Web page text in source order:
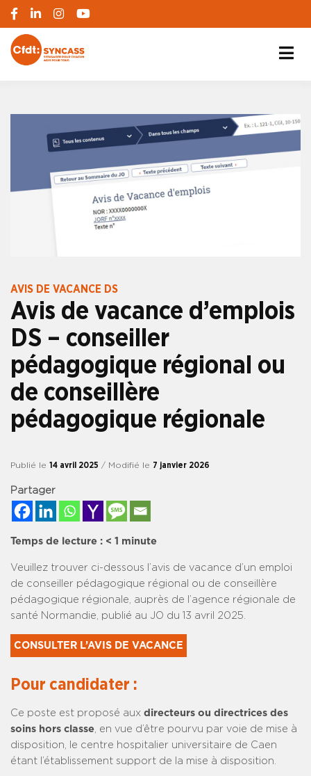
AVIS DE VACANCE DS
Avis de vacance d’emplois
DS – conseiller
pédagogique régional ou
de conseillère
pédagogique régionale
Publié le 14 avril 2025 / Modifié le 7 janvier 2026
Partager
Temps de lecture : < 1 minute
Veuillez trouver ci-dessous l’avis de vacance d’un emploi
de conseiller pédagogique régional ou de conseillère
pédagogique régionale, auprès de l’agence régionale de
santé Normandie, publié au JO du 13 avril 2025.
CONSULTER L’AVIS DE VACANCE
Pour candidater :
Ce poste est proposé aux directeurs ou directrices des
soins hors classe , en vue d’être pourvu par voie de mise à
disposition, le centre hospitalier universitaire de Caen
étant l’établissement support de la mise à disposition.